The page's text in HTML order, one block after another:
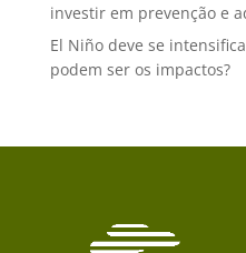
investir em prevenção e
El Niño deve se
podem ser os impactos?